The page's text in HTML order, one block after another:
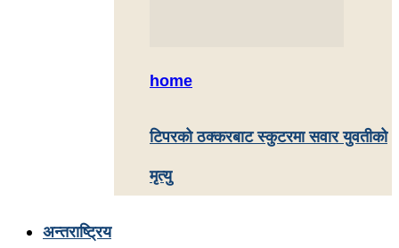
home
टिपरको ठक्करबाट स्कुटरमा सवार युवतीको
मृत्यु
अन्तराष्ट्रिय